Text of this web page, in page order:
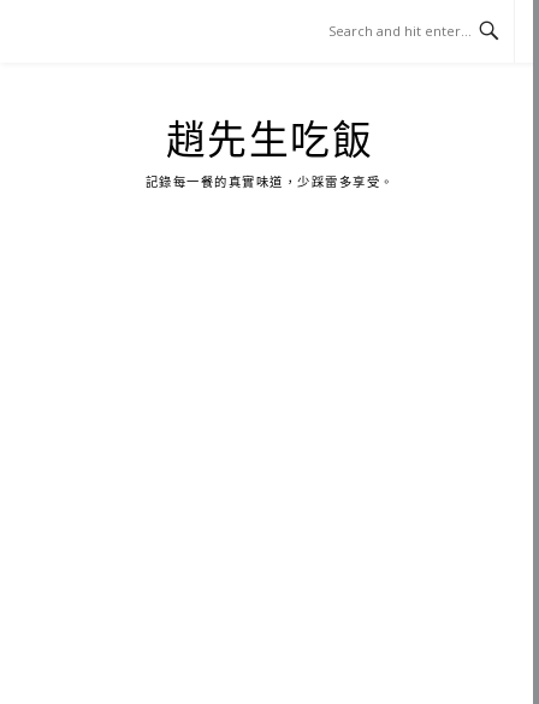
趙先生吃飯
記錄每一餐的真實味道，少踩雷多享受。